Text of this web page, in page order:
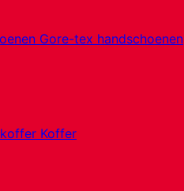
Gore-tex handschoenen
Koffer